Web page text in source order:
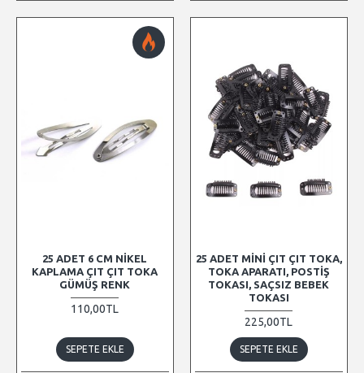
25 ADET 6 CM NIKEL
KAPLAMA ÇIT ÇIT TOKA
GÜMÜŞ RENK
110,00TL
SEPETE EKLE
25 ADET MINI ÇIT ÇIT TOKA,
TOKA APARATI, POSTIŞ
TOKASI, SAÇSIZ BEBEK
TOKASI
225,00TL
SEPETE EKLE